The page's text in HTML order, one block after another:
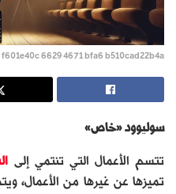
f601e40c 6629 4671 bfa6 b510cad22b4a
سوليوود «خاص»
تتسم الأعمال التي تنتمي إلى
تميزها عن غيرها من الأعمال،